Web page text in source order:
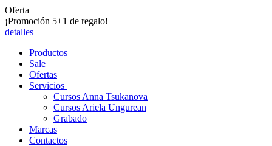
Oferta
¡Promoción 5+1 de regalo!
detalles
Productos
Sale
Ofertas
Servicios
Cursos Anna Tsukanova
Cursos Ariela Ungurean
Grabado
Marcas
Contactos